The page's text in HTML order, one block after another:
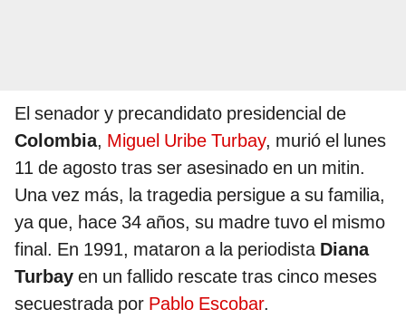
El senador y precandidato presidencial de
Colombia, Miguel Uribe Turbay, murió el lunes
11 de agosto tras ser asesinado en un mitin.
Una vez más, la tragedia persigue a su familia,
ya que, hace 34 años, su madre tuvo el mismo
final. En 1991, mataron a la periodista Diana
Turbay en un fallido rescate tras cinco meses
secuestrada por Pablo Escobar.